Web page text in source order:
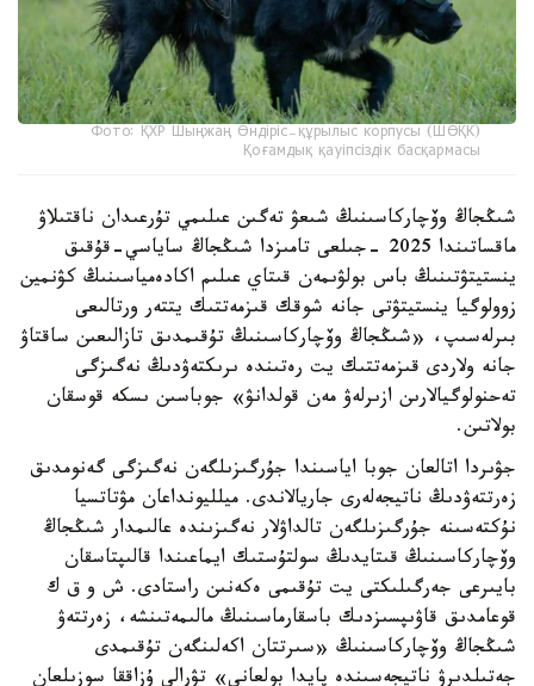
Фото: ҚХР Шыңжаң Өндіріс-құрылыс корпусы (ШӨҚК)
Қоғамдық қауіпсіздік басқармасы
شىڭجاڭ وۆچاركاسىنىڭ شىعۋ تەگىن عىلىمي تۇرعىدان ناقتىلاۋ
ماقساتىندا 2025 -جىلعى تامىزدا شىڭجاڭ ساياسي-قۇقىق
ينستيتۋتىنىڭ باس بولۋىمەن قىتاي عىلىم اكادەمياسىنىڭ كۋنمين
زوولوگيا ينستيتۋتى جانە شوقك قىزمەتتىك يتتەر ورتالىعى
بىرلەسىپ، «شىڭجاڭ وۆچاركاسىنىڭ تۇقىمدىق تازالىعىن ساقتاۋ
جانە ولاردى قىزمەتتىك يت رەتىندە ىرىكتەۋدىڭ نەگىزگى
تەحنولوگيالارىن ازىرلەۋ مەن قولدانۋ» جوباسىن ىسكە قوسقان
بولاتىن.
جۋىردا اتالعان جوبا اياسىندا جۇرگىزىلگەن نەگىزگى گەنومدىق
زەرتتەۋدىڭ ناتيجەلەرى جاريالاندى. ميلليونداعان مۋتاتسيا
نۇكتەسىنە جۇرگىزىلگەن تالداۋلار نەگىزىندە عالىمدار شىڭجاڭ
وۆچاركاسىنىڭ قىتايدىڭ سولتۇستىك ايماعىندا قالىپتاسقان
بايىرعى جەرگىلىكتى يت تۇقىمى ەكەنىن راستادى. ش و ق ك
قوعامدىق قاۋىپسىزدىك باسقارماسىنىڭ مالىمەتىنشە، زەرتتەۋ
شىڭجاڭ وۆچاركاسىنىڭ «سىرتتان اكەلىنگەن تۇقىمدى
جەتىلدىرۋ ناتيجەسىندە پايدا بولعانى» تۋرالى ۇزاققا سوزىلعان